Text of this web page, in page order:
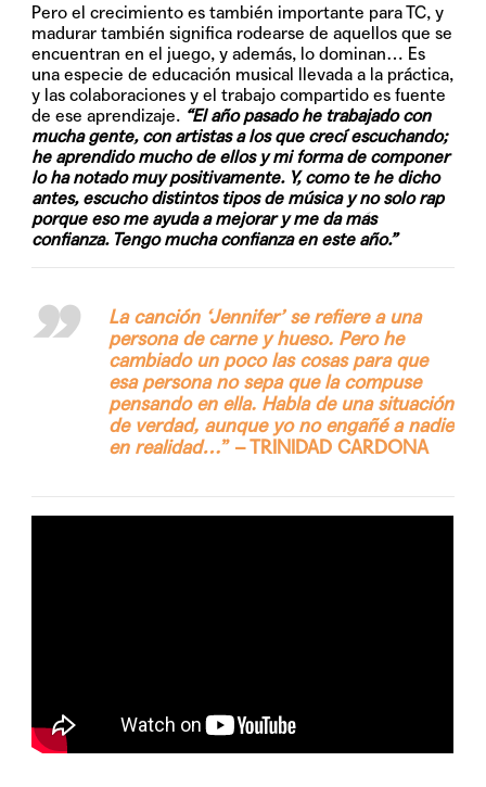
Pero el crecimiento es también importante para TC, y
madurar también significa rodearse de aquellos que se
encuentran en el juego, y además, lo dominan… Es
una especie de educación musical llevada a la práctica,
y las colaboraciones y el trabajo compartido es fuente
de ese aprendizaje. “El año pasado he trabajado con
mucha gente, con artistas a los que crecí escuchando;
he aprendido mucho de ellos y mi forma de componer
lo ha notado muy positivamente. Y, como te he dicho
antes, escucho distintos tipos de música y no solo rap
porque eso me ayuda a mejorar y me da más
confianza. Tengo mucha confianza en este año.”
La canción ‘Jennifer’ se refiere a una
persona de carne y hueso. Pero he
cambiado un poco las cosas para que
esa persona no sepa que la compuse
pensando en ella. Habla de una situación
de verdad, aunque yo no engañé a nadie
en realidad…” – TRINIDAD CARDONA